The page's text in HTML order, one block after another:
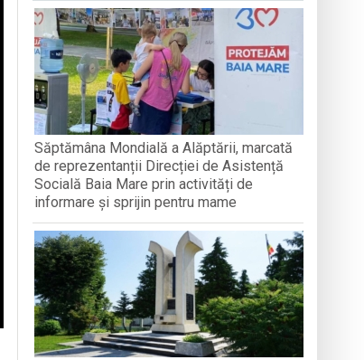
Săptămâna Mondială a Alăptării, marcată
de reprezentanții Direcției de Asistență
Socială Baia Mare prin activități de
informare și sprijin pentru mame